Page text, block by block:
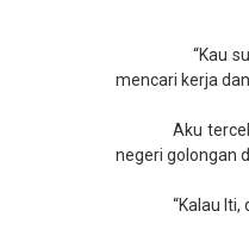
“Kau
mencari kerja
Aku
negeri golongan
“Kalau